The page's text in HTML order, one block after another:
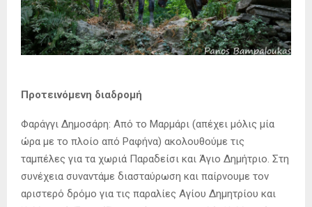
Προτεινόμενη διαδρομή
Φαράγγι Δημοσάρη: Από το Μαρμάρι (απέχει μόλις μία
ώρα με το πλοίο από Ραφήνα) ακολουθούμε τις
ταμπέλες για τα χωριά Παραδείσι και Άγιο Δημήτριο. Στη
συνέχεια συναντάμε διασταύρωση και παίρνουμε τον
αριστερό δρόμο για τις παραλίες Αγίου Δημητρίου και